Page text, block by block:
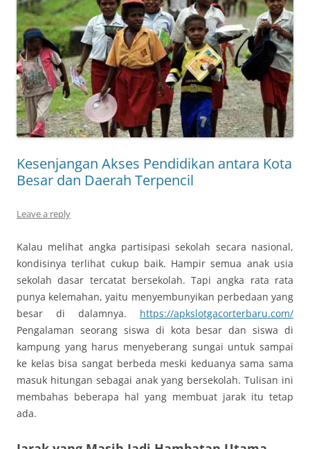
Kesenjangan Akses Pendidikan antara Kota
Besar dan Daerah Terpencil
Leave a reply
Kalau melihat angka partisipasi sekolah secara nasional,
kondisinya terlihat cukup baik. Hampir semua anak usia
sekolah dasar tercatat bersekolah. Tapi angka rata rata
punya kelemahan, yaitu menyembunyikan perbedaan yang
besar di dalamnya. https://apkslotgacorterbaru.com/
Pengalaman seorang siswa di kota besar dan siswa di
kampung yang harus menyeberang sungai untuk sampai
ke kelas bisa sangat berbeda meski keduanya sama sama
masuk hitungan sebagai anak yang bersekolah. Tulisan ini
membahas beberapa hal yang membuat jarak itu tetap
ada.